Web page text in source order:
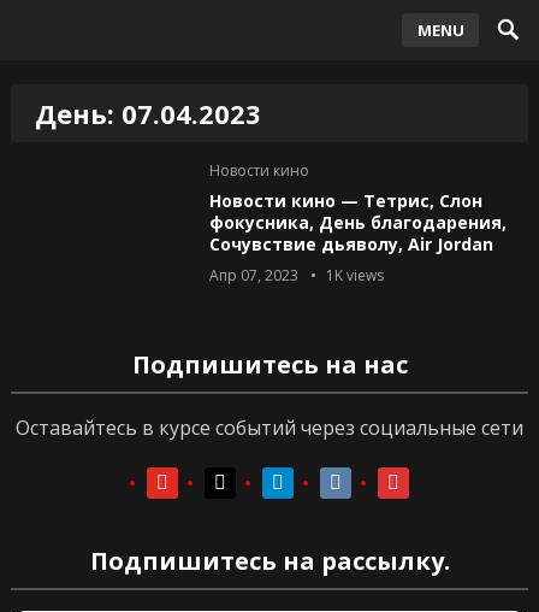
MENU
День: 07.04.2023
Новости кино
Новости кино — Тетрис, Слон
фокусника, День благодарения,
Сочувствие дьяволу, Air Jordan
Апр 07, 2023 1Kviews
Подпишитесь на нас
Оставайтесь в курсе событий через социальные сети
youtubeyoutubetelegramvkontaktevkontakte
Подпишитесь на рассылку.